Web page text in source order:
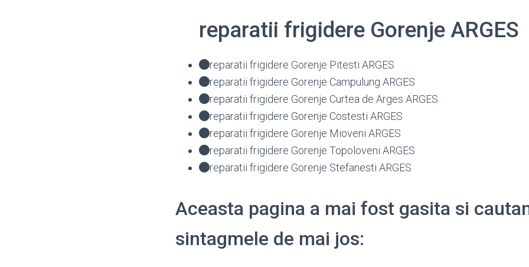
reparatii frigidere Gorenje ARGES
reparatii frigidere Gorenje Pitesti ARGES
reparatii frigidere Gorenje Campulung ARGES
reparatii frigidere Gorenje Curtea de Arges ARGES
reparatii frigidere Gorenje Costesti ARGES
reparatii frigidere Gorenje Mioveni ARGES
reparatii frigidere Gorenje Topoloveni ARGES
reparatii frigidere Gorenje Stefanesti ARGES
Aceasta pagina a mai fost gasita si
sintagmele de mai jos: